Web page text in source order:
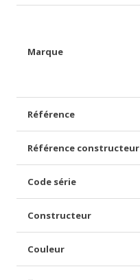
Marque
Référence
Référence constructeur
Code série
Constructeur
Couleur